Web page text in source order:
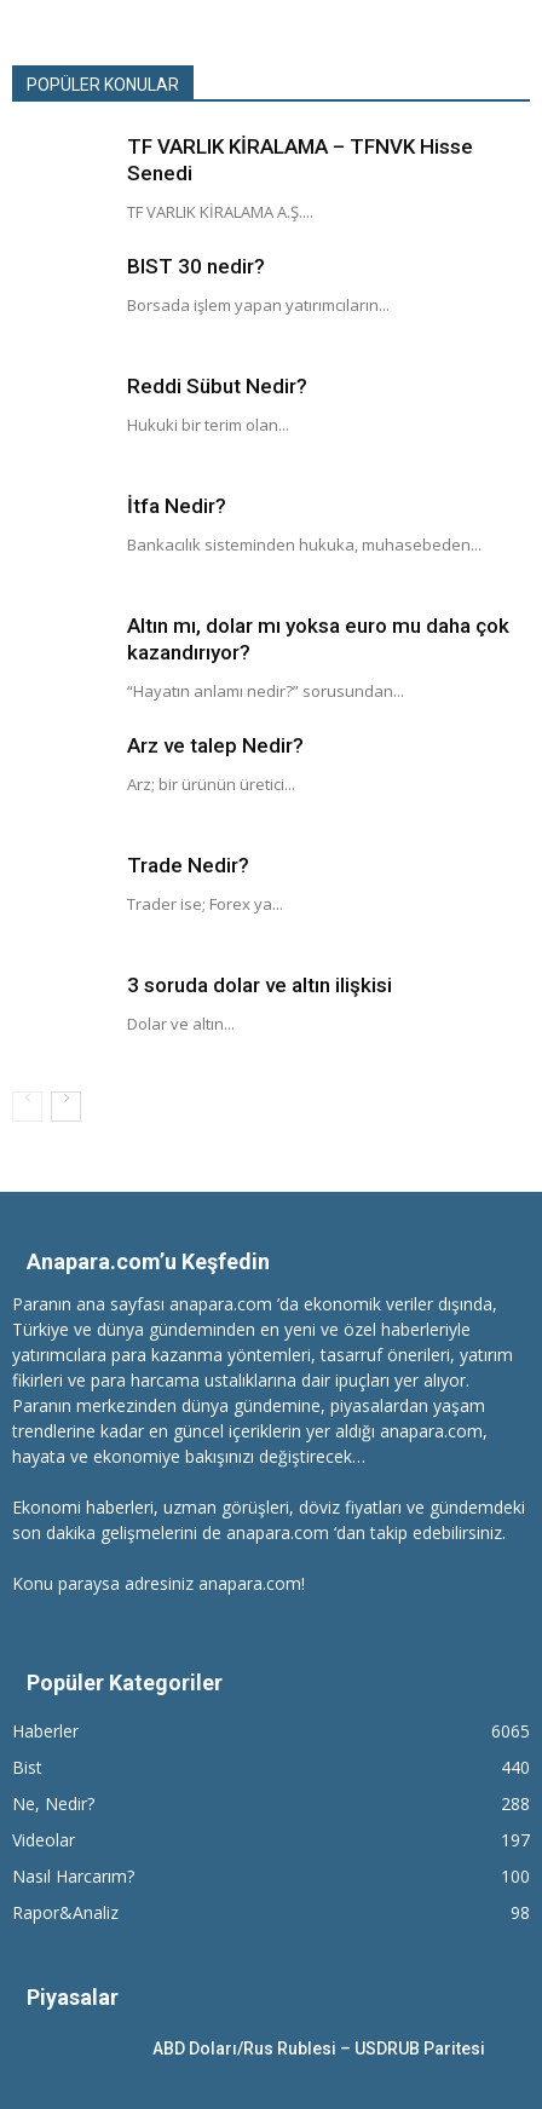
POPÜLER KONULAR
TF VARLIK KİRALAMA – TFNVK Hisse
Senedi
TF VARLIK KİRALAMA A.Ş....
BIST 30 nedir?
Borsada işlem yapan yatırımcıların...
Reddi Sübut Nedir?
Hukuki bir terim olan...
İtfa Nedir?
Bankacılık sisteminden hukuka, muhasebeden...
Altın mı, dolar mı yoksa euro mu daha çok
kazandırıyor?
“Hayatın anlamı nedir?” sorusundan...
Arz ve talep Nedir?
Arz; bir ürünün üretici...
Trade Nedir?
Trader ise; Forex ya...
3 soruda dolar ve altın ilişkisi
Dolar ve altın...
Anapara.com’u Keşfedin
Paranın ana sayfası anapara.com ’da ekonomik veriler dışında,
Türkiye ve dünya gündeminden en yeni ve özel haberleriyle
yatırımcılara para kazanma yöntemleri, tasarruf önerileri, yatırım
fikirleri ve para harcama ustalıklarına dair ipuçları yer alıyor.
Paranın merkezinden dünya gündemine, piyasalardan yaşam
trendlerine kadar en güncel içeriklerin yer aldığı anapara.com,
hayata ve ekonomiye bakışınızı değiştirecek…
Ekonomi haberleri, uzman görüşleri, döviz fiyatları ve gündemdeki
son dakika gelişmelerini de anapara.com ‘dan takip edebilirsiniz.
Konu paraysa adresiniz anapara.com!
Popüler Kategoriler
Haberler
6065
Bist
440
Ne, Nedir?
288
Videolar
197
Nasıl Harcarım?
100
Rapor&Analiz
98
Piyasalar
ABD Doları/Rus Rublesi – USDRUB Paritesi